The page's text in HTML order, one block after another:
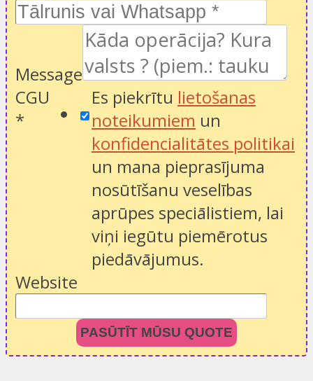
Message
CGU
*
Es piekrītu lietošanas
noteikumiem un
konfidencialitātes politikai
un mana pieprasījuma
nosūtīšanu veselības
aprūpes speciālistiem, lai
viņi iegūtu piemērotus
piedāvājumus.
Website
PASŪTĪT MŪSU QUOTE